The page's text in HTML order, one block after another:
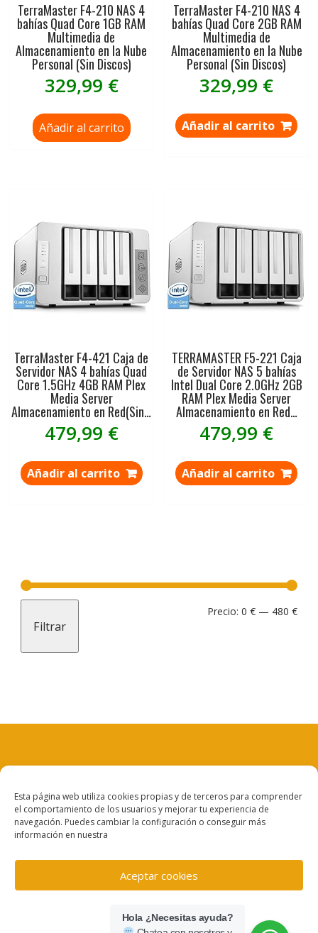
Esta página web utiliza cookies propias y de terceros para comprender
el comportamiento de los usuarios y mejorar tu experiencia de
navegación. Puedes cambiar la configuración o conseguir más
información en nuestra
Aceptar cookies
TerraMaster F4-210 NAS 4
bahías Quad Core 1GB RAM
Multimedia de
Almacenamiento en la Nube
Personal (Sin Discos)
329,99 €
Añadir al carrito
TerraMaster F4-210 NAS 4
bahías Quad Core 2GB RAM
Multimedia de
Almacenamiento en la Nube
Personal (Sin Discos)
329,99 €
Añadir al carrito
TerraMaster F4-421 Caja de
Servidor NAS 4 bahías Quad
Core 1.5GHz 4GB RAM Plex
Media Server
Almacenamiento en Red(Sin…
479,99 €
Añadir al carrito
TERRAMASTER F5-221 Caja
de Servidor NAS 5 bahías
Intel Dual Core 2.0GHz 2GB
RAM Plex Media Server
Almacenamiento en Red…
479,99 €
Añadir al carrito
Filtrar
Precio:0 € — 480 €
Política de privacidad
Política de cookies
Hola ¿Necesitas ayuda?